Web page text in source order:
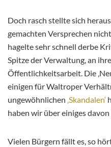
Doch rasch stellte sich
gemachten Versprechen
hagelte sehr schnell derbe
Spitze der Verwaltung, an
Öffentlichkeitsarbeit. Die
einigen für Waltroper
ungewöhnlichen ‚Skandalen‘
haben wir über einiges
Vielen Bürgern fällt es, so